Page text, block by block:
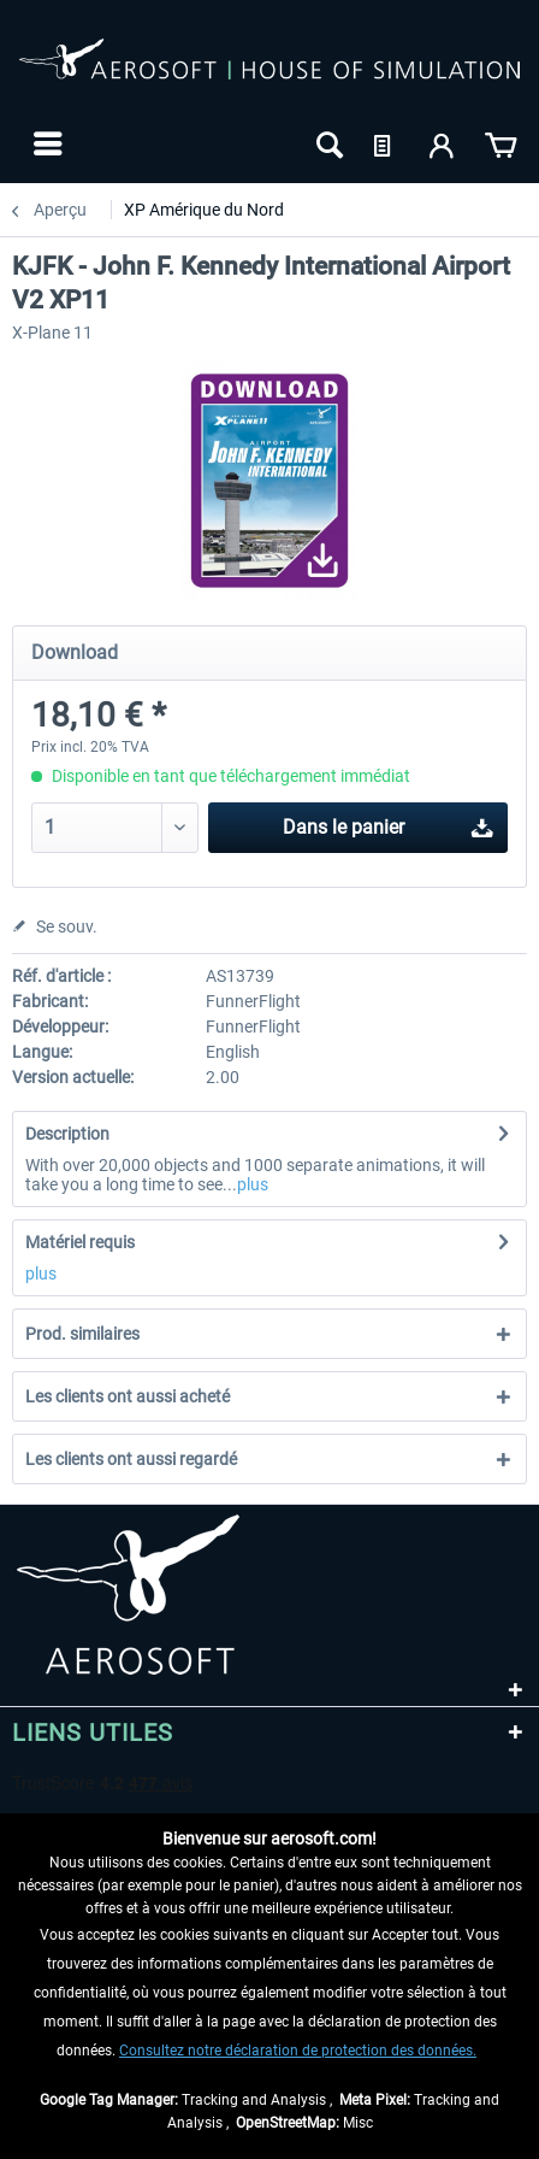
Aperçu XP Amérique du Nord
Base San...
20,12 € *
KJFK - John F. Kennedy International Airport
V2 XP11
X-Plane 11
Download
18,10 € *
Prix incl. 20% TVA
Disponible en tant que téléchargement immédiat
Dans le panier
Se souv.
Réf. d'article :
AS13739
Fabricant:
FunnerFlight
Développeur:
FunnerFlight
Langue:
English
Version actuelle:
2.00
Description
With over 20,000 objects and 1000 separate animations, it will
take you a long time to see...plus
Matériel requis
plus
Prod. similaires
Les clients ont aussi acheté
Les clients ont aussi regardé
LIENS UTILES
RENONCER AU CONTRAT ICI
INFORMATIONS
NE MANQUEZ PAS LES DERNIÈRES
Bienvenue sur aerosoft.com!
Nous utilisons des cookies. Certains d'entre eux sont techniquement
nécessaires (par exemple pour le panier), d'autres nous aident à améliorer nos
offres et à vous offrir une meilleure expérience utilisateur.
Vous acceptez les cookies suivants en cliquant sur Accepter tout. Vous
trouverez des informations complémentaires dans les paramètres de
confidentialité, où vous pourrez également modifier votre sélection à tout
moment. Il suffit d'aller à la page avec la déclaration de protection des
données. Consultez notre déclaration de protection des données.
Google Tag Manager: Tracking and Analysis , Meta Pixel: Tracking and
Analysis , OpenStreetMap:Misc